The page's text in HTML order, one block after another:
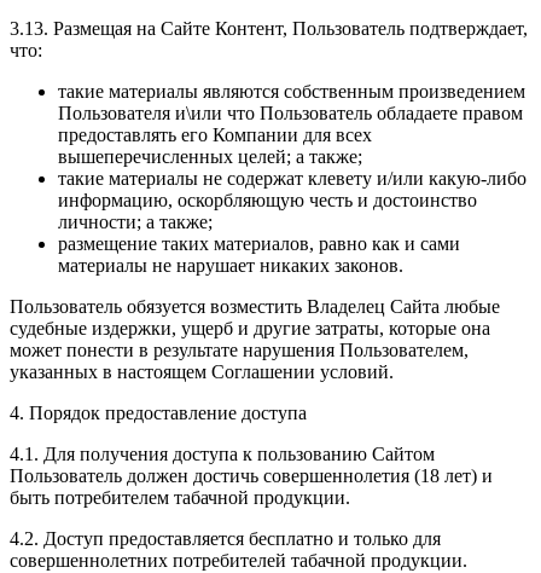
3.13. Размещая на Сайте Контент, Пользователь подтверждает,
что:
такие материалы являются собственным произведением
Пользователя и\или что Пользователь обладаете правом
предоставлять его Компании для всех
вышеперечисленных целей; а также;
такие материалы не содержат клевету и/или какую-либо
информацию, оскорбляющую честь и достоинство
личности; а также;
размещение таких материалов, равно как и сами
материалы не нарушает никаких законов.
Пользователь обязуется возместить Владелец Сайта любые
судебные издержки, ущерб и другие затраты, которые она
может понести в результате нарушения Пользователем,
указанных в настоящем Соглашении условий.
4. Порядок предоставление доступа
4.1. Для получения доступа к пользованию Сайтом
Пользователь должен достичь совершеннолетия (18 лет) и
быть потребителем табачной продукции.
4.2. Доступ предоставляется бесплатно и только для
совершеннолетних потребителей табачной продукции.